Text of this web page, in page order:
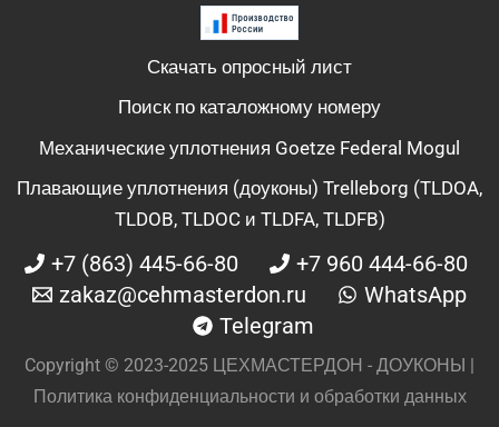
Скачать опросный лист
Поиск по каталожному номеру
Механические уплотнения Goetze Federal Mogul
Плавающие уплотнения (доуконы) Trelleborg (TLDOA,
TLDOB, TLDOC и TLDFA, TLDFB)
+7 (863) 445-66-80
+7 960 444-66-80
zakaz@cehmasterdon.ru
WhatsApp
Telegram
Copyright © 2023-2025 ЦЕХМАСТЕРДОН - ДОУКОНЫ |
Политика конфиденциальности и обработки данных